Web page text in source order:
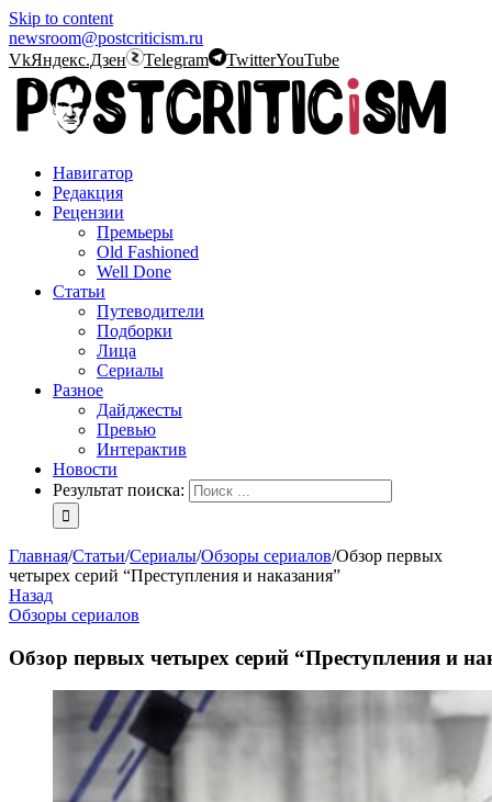
Skip to content
newsroom@postcriticism.ru
VkЯндекс.Дзен Telegram TwitterYouTube
Навигатор
Редакция
Рецензии
Премьеры
Old Fashioned
Well Done
Статьи
Путеводители
Подборки
Лица
Сериалы
Разное
Дайджесты
Превью
Интерактив
Новости
Результат поиска:
Главная/Статьи/Сериалы/Обзоры сериалов/Обзор первых
четырех серий “Преступления и наказания”
Назад
Обзоры сериалов
Обзор первых четырех серий “Преступления и